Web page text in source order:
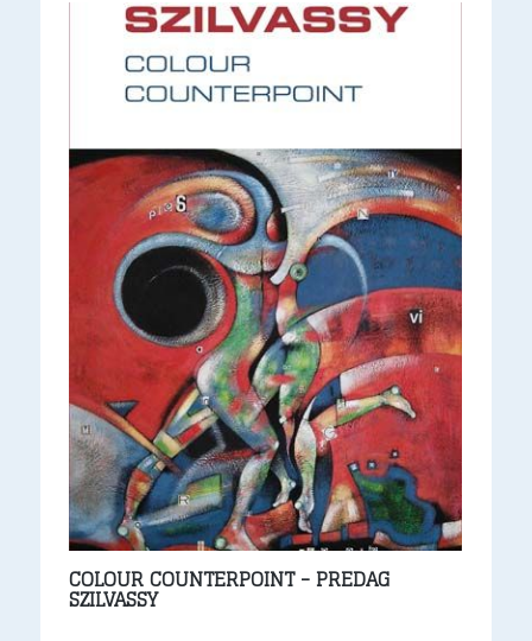
COLOUR COUNTERPOINT - PREDAG
SZILVASSY